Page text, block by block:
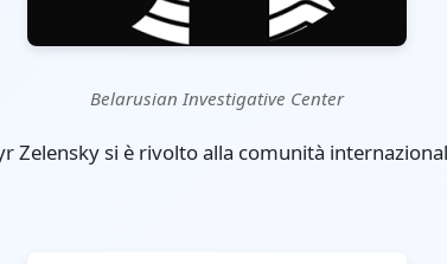
Belarusian Investigative Center
Zelensky si è rivolto alla comunità